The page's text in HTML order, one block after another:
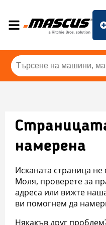
намерена
Исканата страница
Моля, проверете за
адреса или вижте
ви помогнем да
Някакъв друг